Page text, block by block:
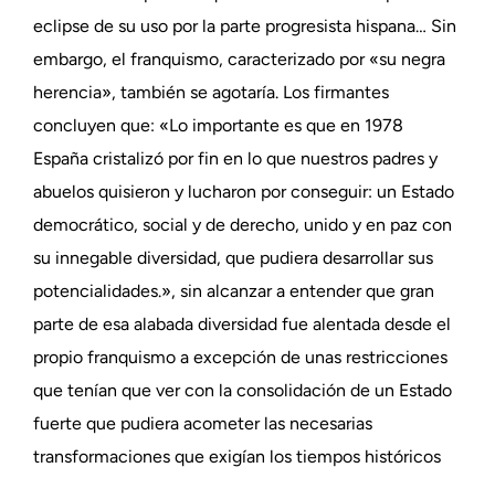
eclipse de su uso por la parte progresista hispana… Sin
embargo, el franquismo, caracterizado por «su negra
herencia», también se agotaría. Los firmantes
concluyen que: «Lo importante es que en 1978
España cristalizó por fin en lo que nuestros padres y
abuelos quisieron y lucharon por conseguir: un Estado
democrático, social y de derecho, unido y en paz con
su innegable diversidad, que pudiera desarrollar sus
potencialidades.», sin alcanzar a entender que gran
parte de esa alabada diversidad fue alentada desde el
propio franquismo a excepción de unas restricciones
que tenían que ver con la consolidación de un Estado
fuerte que pudiera acometer las necesarias
transformaciones que exigían los tiempos históricos